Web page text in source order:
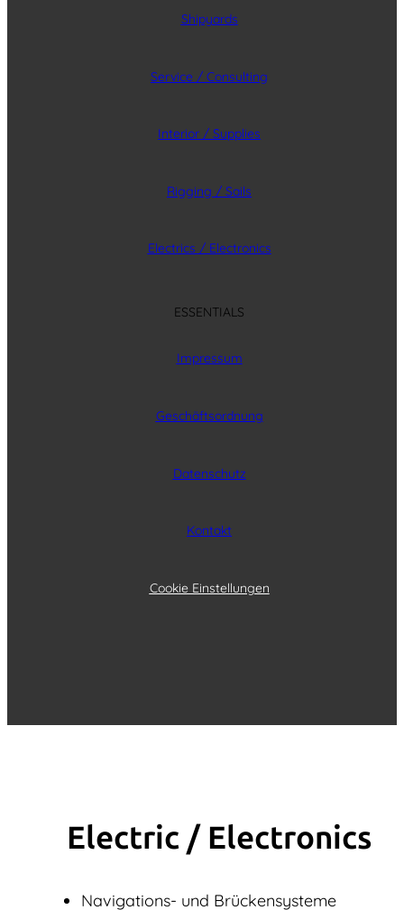
Shipyards
Service / Consulting
Interior / Supplies
Rigging / Sails
Electrics / Electronics
ESSENTIALS
Impressum
Geschäftsordnung
Datenschutz
Kontakt
Cookie Einstellungen
Electric / Elec­tronics
Navigations- und Brückensysteme